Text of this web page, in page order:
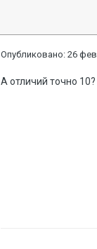
Опубликовано:26
А отличий точно 10?